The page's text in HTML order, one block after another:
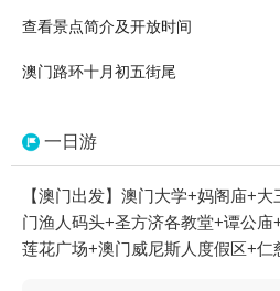
查看景点简介及开放时间
澳门路环十月初五街尾
一日游
【澳门出发】澳门大学+妈阁庙+
门渔人码头+圣方济各教堂+谭公庙
莲花广场+澳门威尼斯人度假区+仁